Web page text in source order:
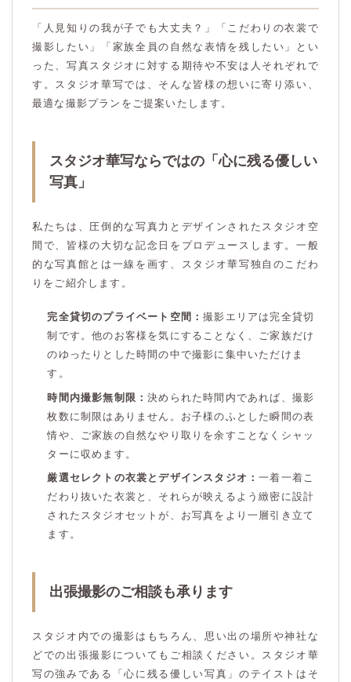
「人見知りの我が子でも大丈夫？」「こだわりの衣裳で
撮影したい」「家族全員の自然な表情を残したい」とい
った、写真スタジオに対する期待や不安は人それぞれで
す。スタジオ華写では、そんな皆様の想いに寄り添い、
最適な撮影プランをご提案いたします。
スタジオ華写ならではの「心に残る優しい
写真」
私たちは、圧倒的な写真力とデザインされたスタジオ空
間で、皆様の大切な記念日をプロデュースします。一般
的な写真館とは一線を画す、スタジオ華写独自のこだわ
りをご紹介します。
完全貸切のプライベート空間：撮影エリアは完全貸切
制です。他のお客様を気にすることなく、ご家族だけ
のゆったりとした時間の中で撮影に集中いただけま
す。
時間内撮影無制限：決められた時間内であれば、撮影
枚数に制限はありません。お子様のふとした瞬間の表
情や、ご家族の自然なやり取りを余すことなくシャッ
ターに収めます。
厳選セレクトの衣裳とデザインスタジオ：一着一着こ
だわり抜いた衣裳と、それらが映えるよう緻密に設計
されたスタジオセットが、お写真をより一層引き立て
ます。
出張撮影のご相談も承ります
スタジオ内での撮影はもちろん、思い出の場所や神社な
どでの出張撮影についてもご相談ください。スタジオ華
写の強みである「心に残る優しい写真」のテイストはそ